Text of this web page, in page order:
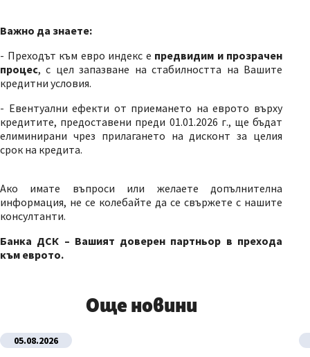
Важно да знаете:
- Преходът към евро индекс е предвидим и прозрачен
процес, с цел запазване на стабилността на Вашите
кредитни условия.
- Евентуални ефекти от приемането на еврото върху
кредитите, предоставени преди 01.01.2026 г., ще бъдат
елиминирани чрез прилагането на дисконт за целия
срок на кредита.
Ако имате въпроси или желаете допълнителна
информация, не се колебайте да се свържете с нашите
консултанти.
Банка ДСК – Вашият доверен партньор в прехода
към еврото.
Още новини
05.08.2026